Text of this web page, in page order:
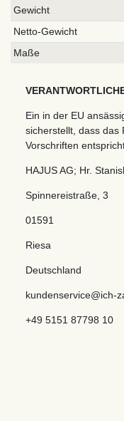
Gewicht
Netto-Gewicht
Maße
Ein in der EU
sicherstellt, dass das
Vorschriften
HAJUS AG; Hr.
Spinnereistraße 3
01591
Riesa
Deutschland
kundenservice@ich-
+49 5151 87798 10